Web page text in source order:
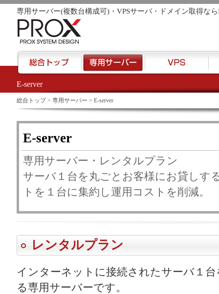
E-server
専用サーバー(複数台構成可)・VPSサーバ・ドメイン取得な
総合トップ> 専用サーバー > E-server
E-server
専用サーバー・レンタルプラン
サーバ１台を丸ごとお客様にお貸しす
トを１台に集約し運用コストを削減。
レンタルプラン
インターネットに接続されたサーバ１
る専用サーバーです。
href="/">